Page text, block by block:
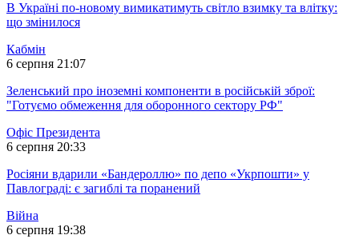
В Україні по-новому вимикатимуть світло взимку та влітку:
що змінилося
Кабмін
6 серпня 21:07
Зеленський про іноземні компоненти в російській зброї:
"Готуємо обмеження для оборонного сектору РФ"
Офіс Президента
6 серпня 20:33
Росіяни вдарили «Бандероллю» по депо «Укрпошти» у
Павлограді: є загиблі та поранений
Війна
6 серпня 19:38